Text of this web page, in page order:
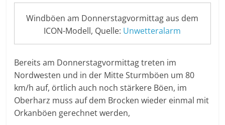
Windböen am Donnerstagvormittag aus dem
ICON-Modell, Quelle: Unwetteralarm
Bereits am Donnerstagvormittag treten im
Nordwesten und in der Mitte Sturmböen um 80
km/h auf, örtlich auch noch stärkere Böen, im
Oberharz muss auf dem Brocken wieder einmal mit
Orkanböen gerechnet werden,